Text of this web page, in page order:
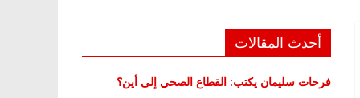
أحدث المقالات
فرحات سليمان يكتب: القطاع الصحي إلى أين؟